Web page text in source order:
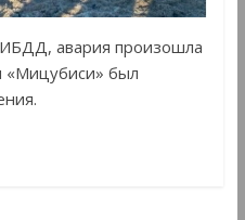
авария произошла
«Мицубиси» был